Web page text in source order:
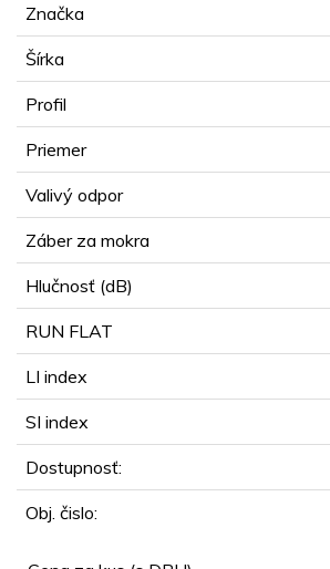
Značka
Šírka
Profil
Priemer
Valivý odpor
Záber za mokra
Hlučnosť (dB)
RUN FLAT
LI index
SI index
Dostupnosť:
Obj. čislo: